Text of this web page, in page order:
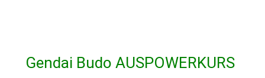
Gendai Budo AUSPOWERKURS